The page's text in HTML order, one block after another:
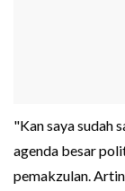
"Kan saya sudah
agenda besar
pemakzulan.